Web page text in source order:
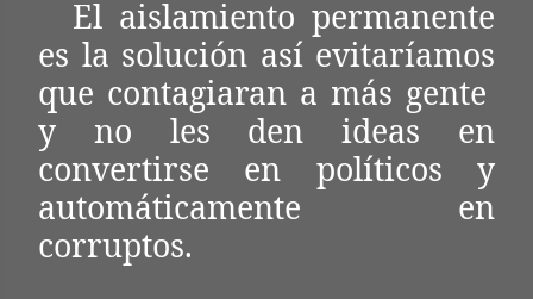
El aislamiento permanente
es la solución así evitaríamos
que contagiaran a más gente
y no les den ideas en
convertirse en políticos y
automáticamente en
corruptos.